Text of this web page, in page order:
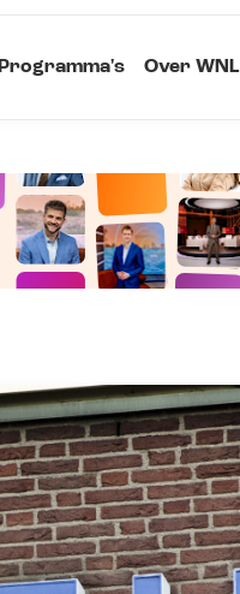
Programma's Over WNL